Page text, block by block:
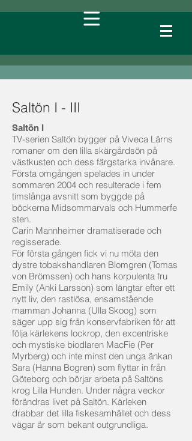
Saltön I - III
Saltön I
TV-serien Saltön bygger på Viveca Lärns
romaner om den lilla skärgårdsön på
västkusten och dess färgstarka invånare.
Första omgången spelades in under
sommaren 2004 och resulterade i fem
timslånga avsnitt som byggde på
böckerna Midsommarvals och Hummerfe
sten.
Carin Mannheimer dramatiserade och
regisserade.
För första gången fick vi nu möta den
dystre tobakshandlaren Blomgren (Tomas
von Brömssen) och hans korpulenta fru
Emily (Anki Larsson) som längtar efter ett
nytt liv, den rastlösa, ensamstående
mamman Johanna (Ulla Skoog) som
säger upp sig från konservfabriken för att
följa kärlekens lockrop, den excentriske
och mystiske biodlaren MacFie (Per
Myrberg) och inte minst den unga änkan
Sara (Hanna Bogren) som flyttar in från
Göteborg och börjar arbeta på Saltöns
krog Lilla Hunden. Under några veckor
förändras livet på Saltön. Kärleken
drabbar det lilla fiskesamhället och dess
vägar är som bekant outgrundliga.